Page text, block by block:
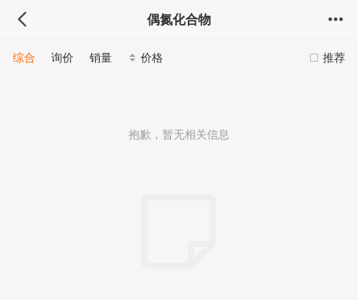
偶氮化合物
推荐
综合 询价 销量 价格
抱歉，暂无相关信息